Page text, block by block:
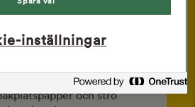
kokos toscamedans
och strö
inställningar